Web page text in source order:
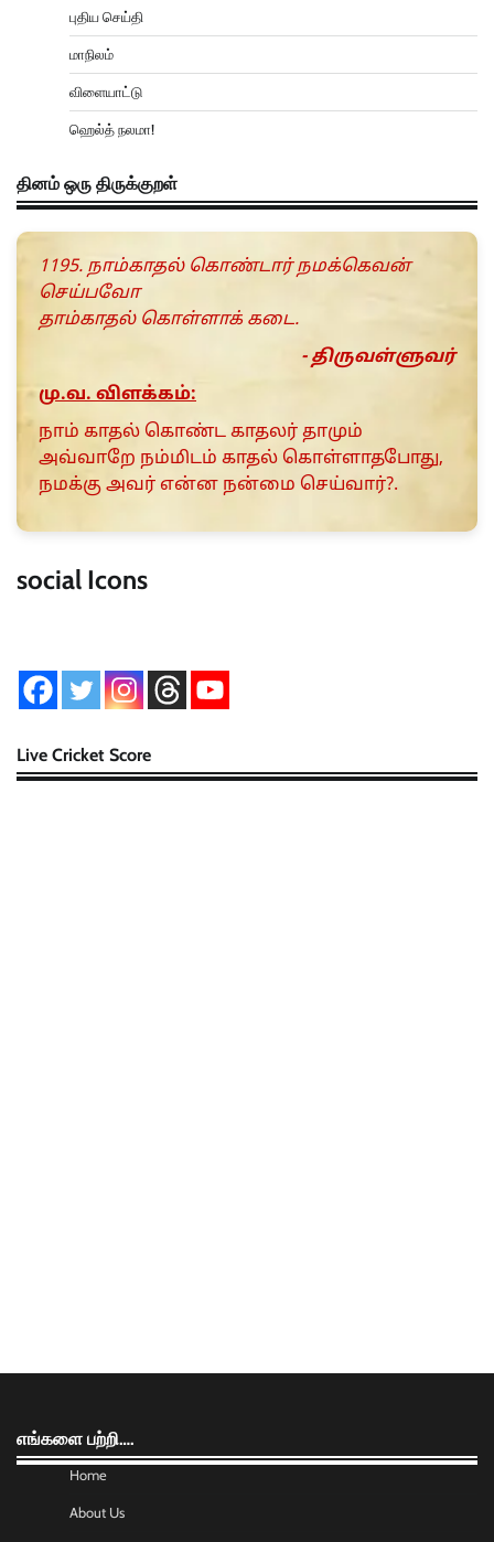
புதிய செய்தி
மாநிலம்
விளையாட்டு
ஹெல்த் நலமா!
தினம் ஒரு திருக்குறள்
1195. நாம்காதல் கொண்டார் நமக்கெவன்
செய்பவோ
தாம்காதல் கொள்ளாக் கடை.
- திருவள்ளுவர்
மு.வ. விளக்கம்:
நாம் காதல் கொண்ட காதலர் தாமும்
அவ்வாறே நம்மிடம் காதல் கொள்ளாதபோது,
நமக்கு அவர் என்ன நன்மை செய்வார்?.
social Icons
Live Cricket Score
எங்களை பற்றி….
Home
About Us